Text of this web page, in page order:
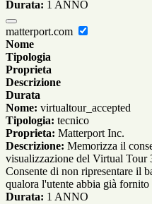
Durata: 1 ANNO
matterport.com
Nome
Tipologia
Proprieta
Descrizione
Durata
Nome: virtualtour_accepted
Tipologia: tecnico
Proprieta: Matterport Inc.
Descrizione: Memorizza il
visualizzazione del Virtual Tour
Consente di non ripresentare il
qualora l'utente abbia già fornito
Durata: 1 ANNO